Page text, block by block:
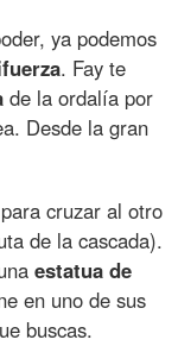
ya podemos
. Fay te
de la ordalía por
Desde la gran
para cruzar al otro
de la cascada).
estatua de
en uno de sus
buscas.